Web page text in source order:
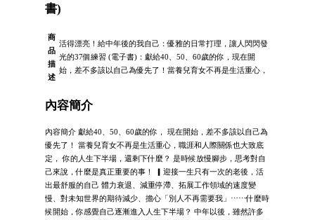
書)
商
品
描
述
活得漂亮！給中年後的我自己：優雅的日常打理，讓人閃閃發
光的37個練習 (電子書)：獻給40、50、60歲的你，現在開
始，差不多該以自己為優先了！當養兒育女不再是生活重心，
內容簡介
內容簡介 獻給40、50、60歲的你， 現在開始，差不多該以自己為
優先了！ 當養兒育女不再是生活重心，職涯和人際關係也大致底
定， 你的人生下半場，還剩下什麼？ 是時候放慢腳步，思考對自
己來說，什麼是真正重要的事！ ▎迎接一生只有一次的老後，活
出最舒服的自己 體力衰退、減重停滯、拓展工作領域的速度變
慢、對未知世界的期待減少、擔心「別人不再需要我」⋯⋯什麼時
候開始，你感覺自己逐漸進入人生下半場？ 中年以後，雖然許多